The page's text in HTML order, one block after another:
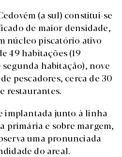
(a sul) constitui-se
de maior densidade,
núcleo piscatório ativo
49 habitações (19
habitação), nove
pescadores, cerca de 30
restaurantes.
implantada junto à linha
primária e sobre margem,
uma pronunciada
do areal.